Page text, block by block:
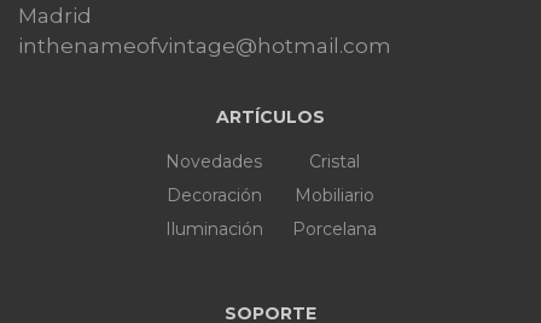
Madrid
inthenameofvintage@hotmail.com
ARTÍCULOS
Novedades
Decoración
Iluminación
Cristal
Mobiliario
Porcelana
SOPORTE